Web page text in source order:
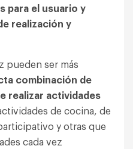
para el usuario y
realización y
pueden ser más
combinación de
realizar actividades
de cocina, de
y otras que
cada vez